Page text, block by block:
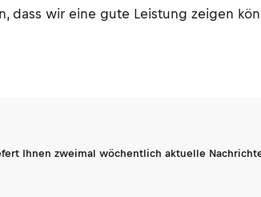
dass wir eine gute Leistung zeigen
Ihnen zweimal wöchentlich aktuelle